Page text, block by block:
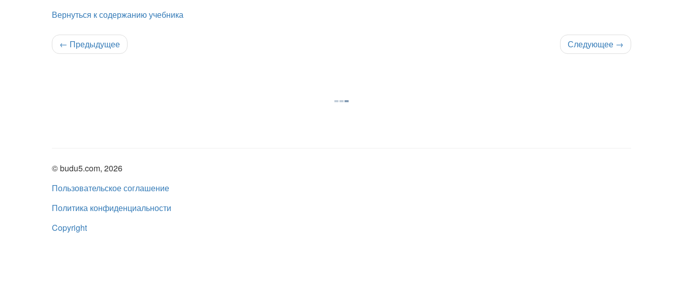
Вернуться к содержанию учебника
← Предыдущее Следующее →
© budu5.com, 2026
Пользовательское соглашение
Политика конфиденциальности
Copyright